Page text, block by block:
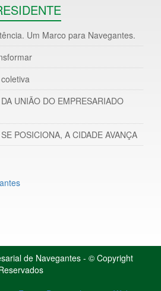
Um Marco para Navegantes.
UNIÃO DO EMPRESARIADO
POSICIONA, A CIDADE AVANÇA
de Navegantes - © Copyright